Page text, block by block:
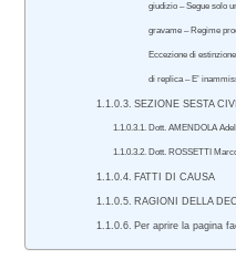
giudizio – Segue solo
gravame – Regime
Eccezione di
di replica – E’
SEZIONE SESTA
Dott. AMENDOLA
Dott. ROSSETTI
FATTI DI CAUSA
RAGIONI DELLA
Per aprire la pagina